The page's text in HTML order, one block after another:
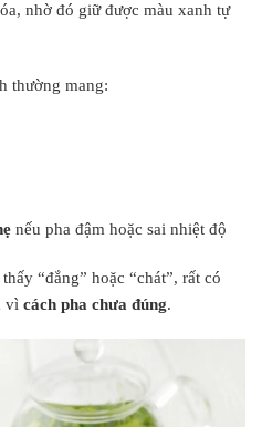
nhờ đó giữ được màu xanh tự
thường mang:
nếu pha đậm hoặc sai nhiệt độ
“đắng” hoặc “chát”, rất có
vì cách pha chưa đúng.